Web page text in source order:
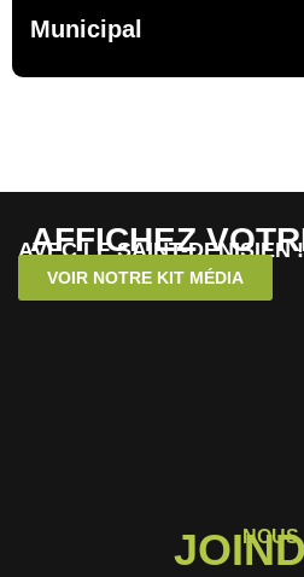
Municipal
AFFICHEZ
AVEC LE SAINT-DENISIEN !
VOIR NOTRE KIT MÉDIA
NOUS